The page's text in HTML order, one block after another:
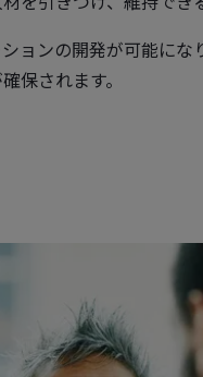
ョンの開発が可能にな
保されます。